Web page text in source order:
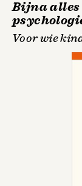
Bijna alles
Voor wie